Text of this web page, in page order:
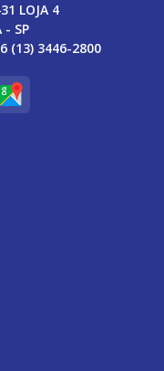
LOJA 4
- SP
(13) 3446-2800